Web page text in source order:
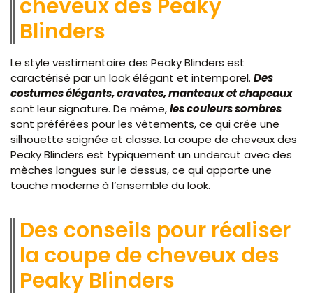
cheveux des Peaky
Blinders
Le style vestimentaire des Peaky Blinders est
caractérisé par un look élégant et intemporel. Des
costumes élégants, cravates, manteaux et chapeaux
sont leur signature. De même,les couleurs sombres
sont préférées pour les vêtements, ce qui crée une
silhouette soignée et classe. La coupe de cheveux des
Peaky Blinders est typiquement un undercut avec des
mèches longues sur le dessus, ce qui apporte une
touche moderne à l’ensemble du look.
Des conseils pour réaliser
la coupe de cheveux des
Peaky Blinders